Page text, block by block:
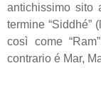
antichissimo sito
termine “Siddhé”
così come
contrario é Mar,